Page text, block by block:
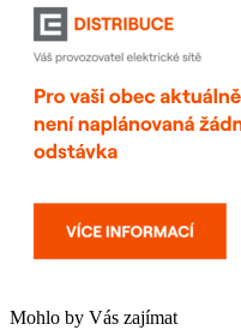
Mohlo by Vás zajímat